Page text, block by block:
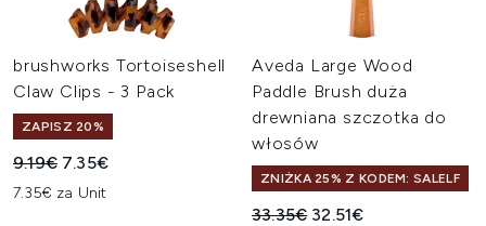
brushworks Tortoiseshell
Claw Clips - 3 Pack
ZAPISZ 20%
Sugerowana cena detaliczna:
9.19€ Aktualna cena:
7.35€
7.35€ za Unit
Aveda Large Wood
Paddle Brush duża
drewniana szczotka do
włosów
ZNIŻKA 25% Z KODEM: SALELF
Sugerowana cena
33.35€ Aktualna cena:
32.51€